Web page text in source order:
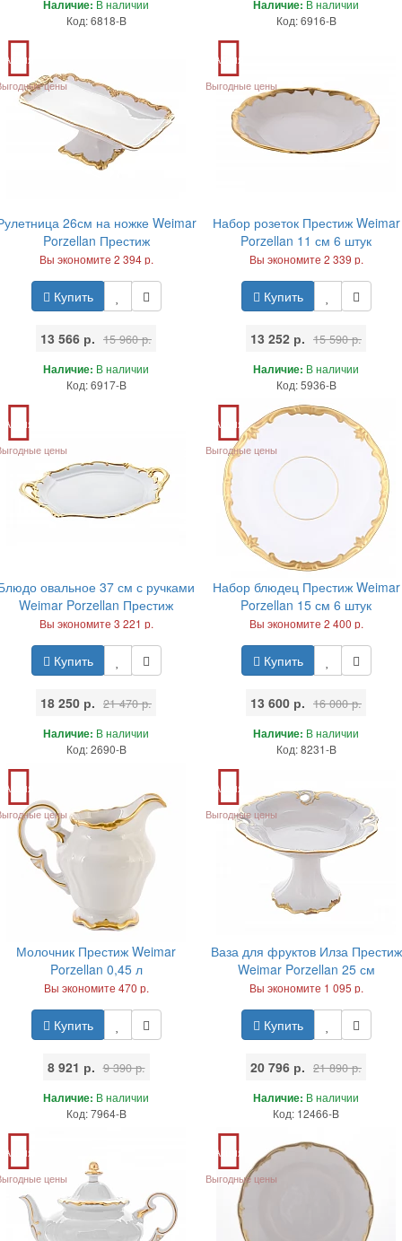
Наличие: В наличии
Код: 6818-B
Наличие: В наличии
Код: 6916-B
Акция
цены
26см на ножке Weimar
Porzellan Престиж
Вы экономите 2 394 р.
Купить
13 566 р. 15 960 р.
Наличие: В наличии
Код: 6917-B
Акция
Выгодные цены
Набор розеток Престиж Weimar
Porzellan 11 см 6 штук
Вы экономите 2 339 р.
Купить
13 252 р. 15 590 р.
Наличие: В наличии
Код: 5936-B
Акция
цены
овальное 37 см с ручками
Weimar Porzellan Престиж
Вы экономите 3 221 р.
Купить
18 250 р. 21 470 р.
Наличие: В наличии
Код: 2690-B
Акция
Выгодные цены
Набор блюдец Престиж Weimar
Porzellan 15 см 6 штук
Вы экономите 2 400 р.
Купить
13 600 р. 16 000 р.
Наличие: В наличии
Код: 8231-B
Акция
цены
Молочник Престиж Weimar
Porzellan 0,45 л
Вы экономите 470 р.
Купить
8 921 р. 9 390 р.
Наличие: В наличии
Код: 7964-B
Акция
Выгодные цены
Ваза для фруктов Илза Престиж
Weimar Porzellan 25 см
Вы экономите 1 095 р.
Купить
20 796 р. 21 890 р.
Наличие: В наличии
Код: 12466-B
Акция
цены
Акция
Выгодные цены